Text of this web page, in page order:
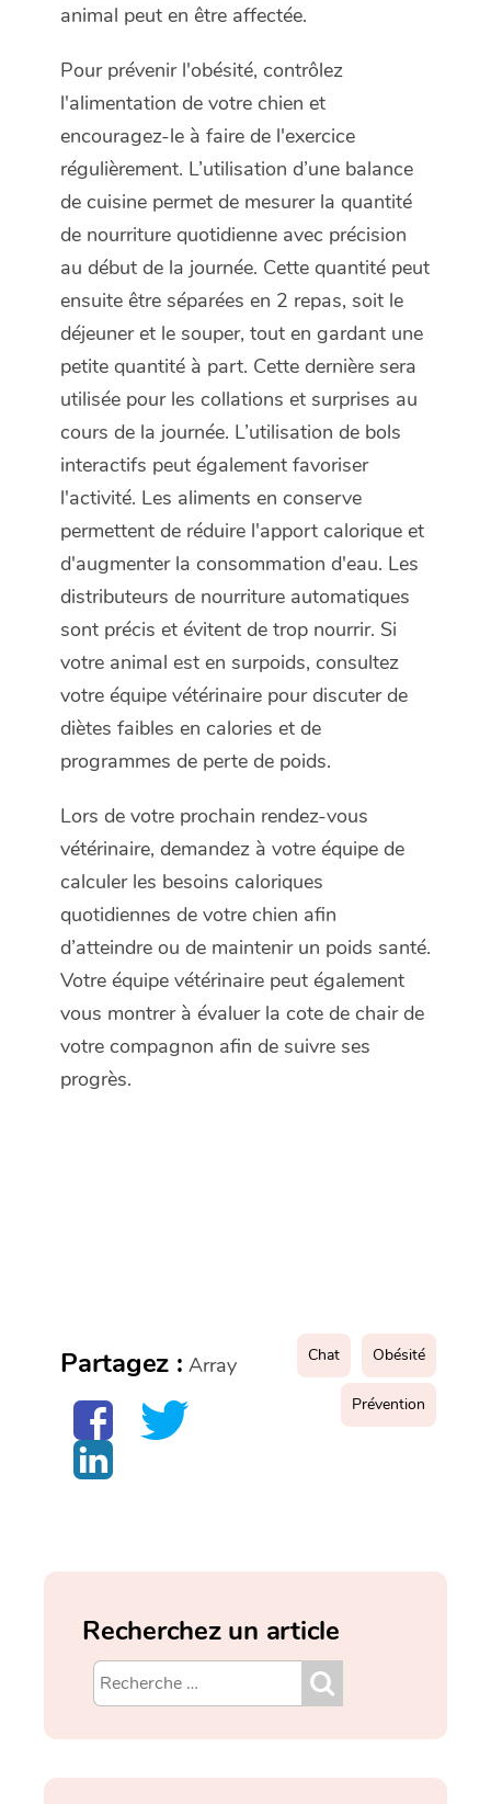
animal peut en être affectée.
Pour prévenir l'obésité, contrôlez
l'alimentation de votre chien et
encouragez-le à faire de l'exercice
régulièrement. L’utilisation d’une balance
de cuisine permet de mesurer la quantité
de nourriture quotidienne avec précision
au début de la journée. Cette quantité peut
ensuite être séparées en 2 repas, soit le
déjeuner et le souper, tout en gardant une
petite quantité à part. Cette dernière sera
utilisée pour les collations et surprises au
cours de la journée. L’utilisation de bols
interactifs peut également favoriser
l'activité. Les aliments en conserve
permettent de réduire l'apport calorique et
d'augmenter la consommation d'eau. Les
distributeurs de nourriture automatiques
sont précis et évitent de trop nourrir. Si
votre animal est en surpoids, consultez
votre équipe vétérinaire pour discuter de
diètes faibles en calories et de
programmes de perte de poids.
Lors de votre prochain rendez-vous
vétérinaire, demandez à votre équipe de
calculer les besoins caloriques
quotidiennes de votre chien afin
d’atteindre ou de maintenir un poids santé.
Votre équipe vétérinaire peut également
vous montrer à évaluer la cote de chair de
votre compagnon afin de suivre ses
progrès.
Partagez : Array Chat Obésité
Prévention
Recherchez un article